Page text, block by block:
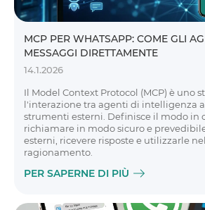
MCP PER WHATSAPP: COME GLI
MESSAGGI DIRETTAMENTE
14.1.2026
Il Model Context Protocol (MCP) è uno
l'interazione tra agenti di intelligenza
strumenti esterni. Definisce il modo in
richiamare in modo sicuro e
esterni, ricevere risposte e utilizzarle
ragionamento.
PER SAPERNE DI PIÙ